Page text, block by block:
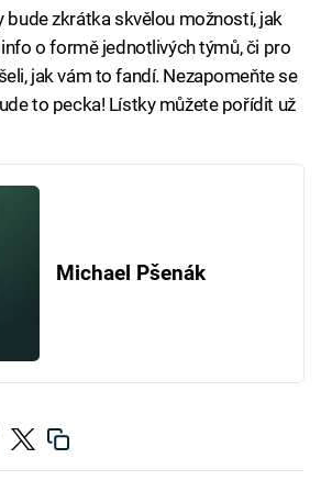
bude zkrátka skvělou možností, jak
o formě jednotlivých týmů, či pro
jak vám to fandí. Nezapomeňte se
to pecka! Lístky můžete pořídit už
Michael Pšenák